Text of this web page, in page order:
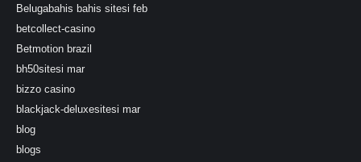
Belugabahis bahis sitesi feb
betcollect-casino
Betmotion brazil
bh50sitesi mar
bizzo casino
blackjack-deluxesitesi mar
blog
blogs